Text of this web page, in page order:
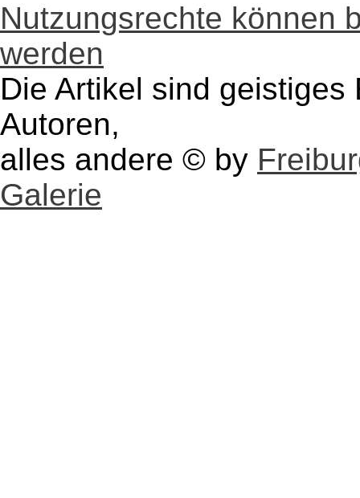
Nutzungsrechte können
werden
Die Artikel sind
Autoren,
alles andere © by
Galerie